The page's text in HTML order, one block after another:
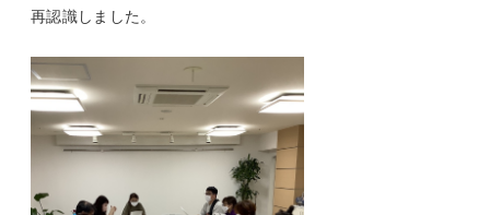
再認識しました。